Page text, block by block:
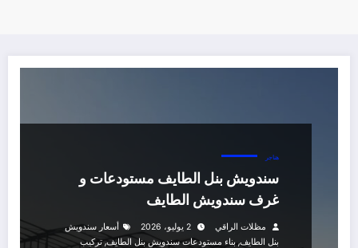
هناجر
سندويش بنل الطايف مستودعات و
غرف سندويش الطايف
مظلات الراقي 2 يوليو، 2026
أسعار سندويش
بنل الطايف, بناء مستودعات سندويش بنل الطايف, تركيب